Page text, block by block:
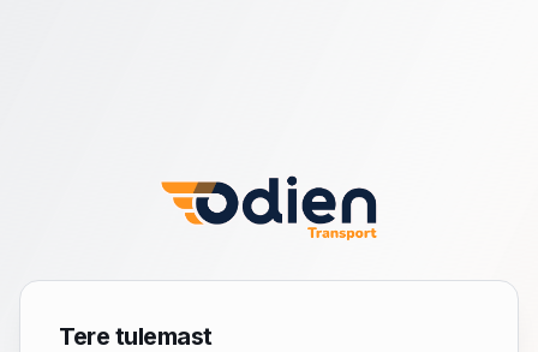
Tere tulemast